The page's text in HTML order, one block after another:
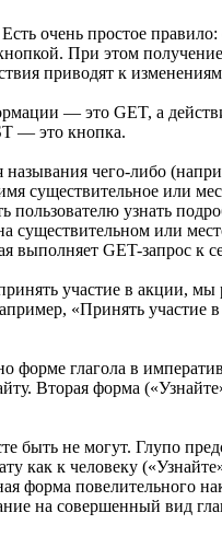
очень простое правило:
При этом
приводят к
— это GET, а
— это кнопка.
называния чего-либо
существительное или
пользователю узнать
существительном или
выполняет GET-запрос к
участие в акции, мы
«Принять участие
форме глагола в
Вторая форма
быть не могут. Глупо
как к человеку
форма повелительного
на совершенный вид